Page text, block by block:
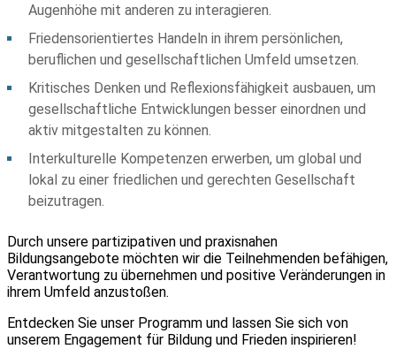
Augenhöhe mit anderen zu interagieren.
Friedensorientiertes Handeln in ihrem persönlichen,
beruflichen und gesellschaftlichen Umfeld umsetzen.
Kritisches Denken und Reflexionsfähigkeit ausbauen, um
gesellschaftliche Entwicklungen besser einordnen und
aktiv mitgestalten zu können.
Interkulturelle Kompetenzen erwerben, um global und
lokal zu einer friedlichen und gerechten Gesellschaft
beizutragen.
Durch unsere partizipativen und praxisnahen
Bildungsangebote möchten wir die Teilnehmenden befähigen,
Verantwortung zu übernehmen und positive Veränderungen in
ihrem Umfeld anzustoßen.
Entdecken Sie unser Programm und lassen Sie sich von
unserem Engagement für Bildung und Frieden inspirieren!